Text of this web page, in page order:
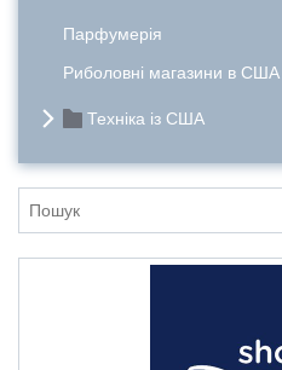
Парфумерія
Риболовні магазини в США
Техніка із США